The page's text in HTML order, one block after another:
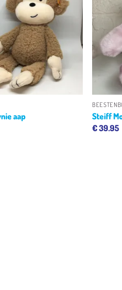
Toevoegen
aan
verlanglijst
aap
Steiff
€39.95